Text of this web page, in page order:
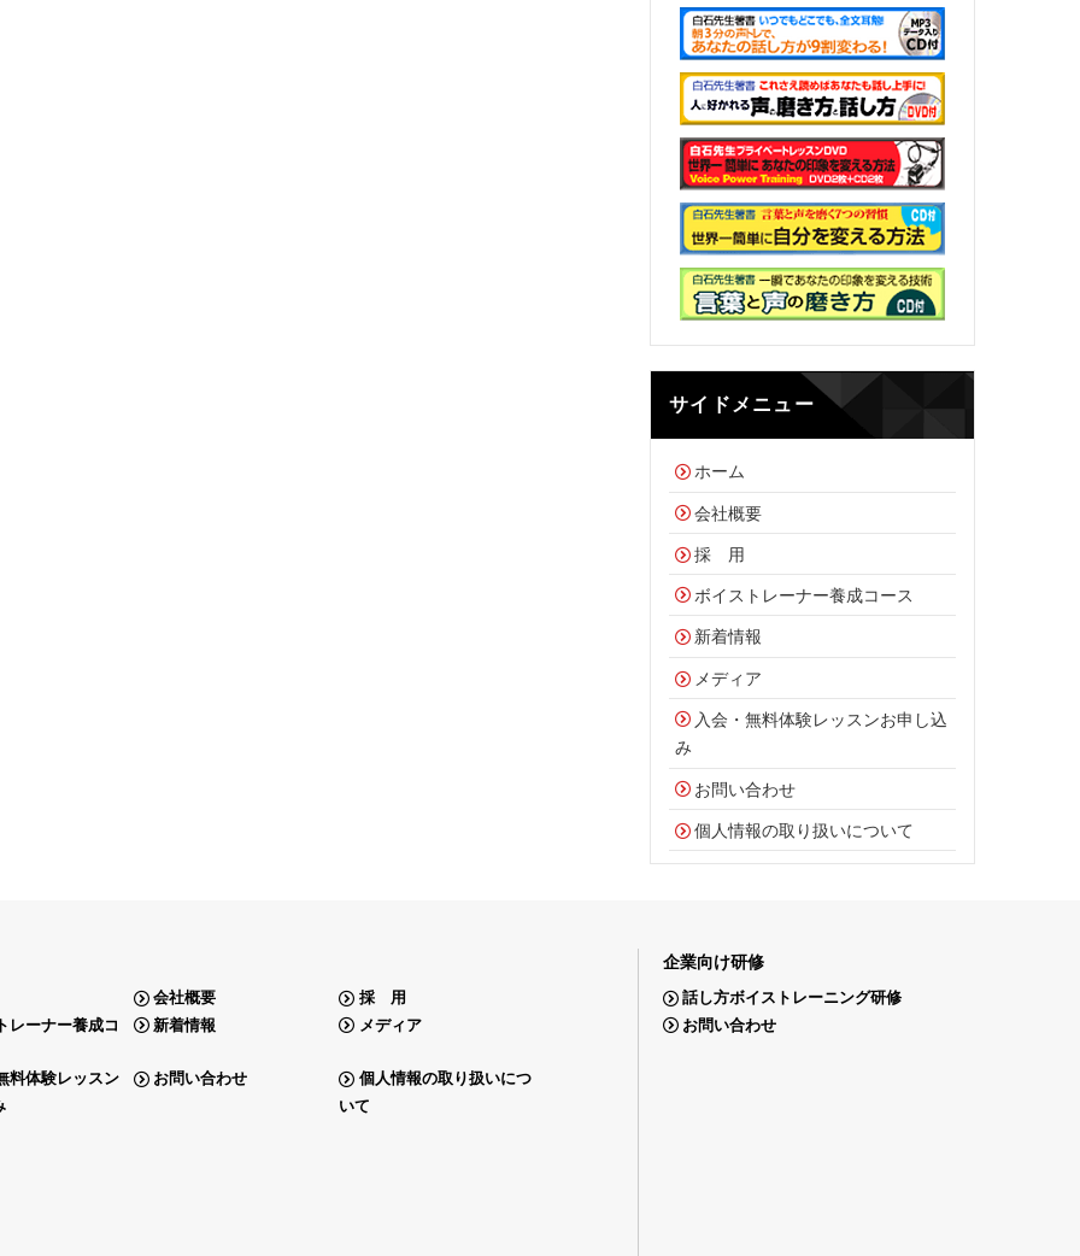
サイドメニュー
ホーム
会社概要
採 用
ボイストレーナー養成コース
新着情報
メディア
入会・無料体験レッスンお申し込
み
お問い合わせ
個人情報の取り扱いについて
会社概要
採 用
レーナー養成コ
新着情報 メディア
料体験レッスン
お問い合わせ
個人情報の取り扱いにつ
いて
企業向け研修
話し方ボイストレーニング研修
お問い合わせ